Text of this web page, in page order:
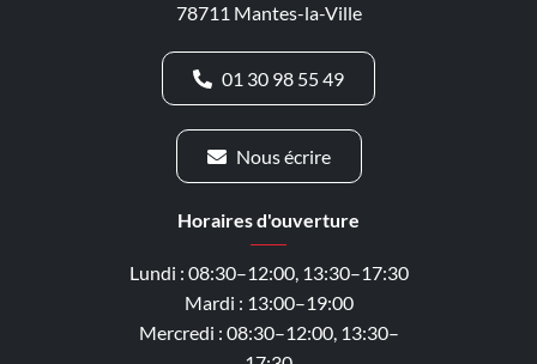
78711 Mantes-la-Ville
01 30 98 55 49
Nous écrire
Horaires d'ouverture
Lundi : 08:30–12:00, 13:30–17:30
Mardi : 13:00–19:00
Mercredi : 08:30–12:00, 13:30–